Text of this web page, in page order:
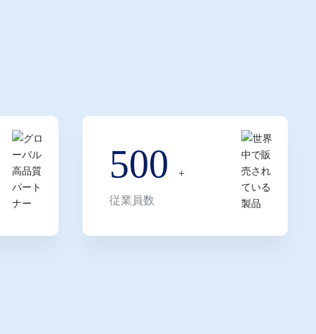
500 +
従業員数